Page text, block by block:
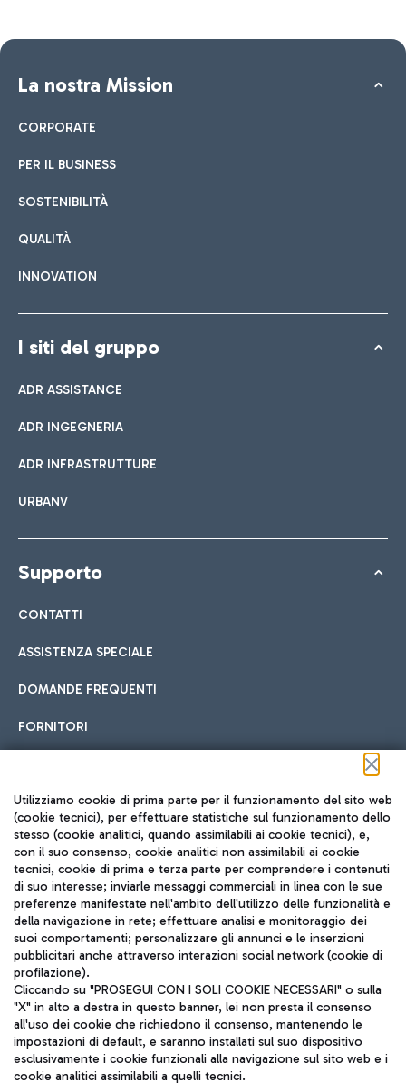
La nostra Mission
CORPORATE
PER IL BUSINESS
SOSTENIBILITÀ
QUALITÀ
INNOVATION
I siti del gruppo
ADR ASSISTANCE
ADR INGEGNERIA
ADR INFRASTRUTTURE
URBANV
Supporto
CONTATTI
ASSISTENZA SPECIALE
DOMANDE FREQUENTI
FORNITORI
Seguici sui social
TRAVEL JOURNAL
ITA
Aeroporti di Roma S.p.A. - Società soggetta a direzione e
Utilizziamo cookie di prima parte per il funzionamento del sito web
(cookie tecnici), per effettuare statistiche sul funzionamento dello
stesso (cookie analitici, quando assimilabili ai cookie tecnici), e,
con il suo consenso, cookie analitici non assimilabili ai cookie
tecnici, cookie di prima e terza parte per comprendere i contenuti
di suo interesse; inviarle messaggi commerciali in linea con le sue
preferenze manifestate nell'ambito dell'utilizzo delle funzionalità e
della navigazione in rete; effettuare analisi e monitoraggio dei
suoi comportamenti; personalizzare gli annunci e le inserzioni
pubblicitari anche attraverso interazioni social network (cookie di
profilazione).
Cliccando su "PROSEGUI CON I SOLI COOKIE NECESSARI" o sulla
"X" in alto a destra in questo banner, lei non presta il consenso
all'uso dei cookie che richiedono il consenso, mantenendo le
impostazioni di default, e saranno installati sul suo dispositivo
esclusivamente i cookie funzionali alla navigazione sul sito web e i
cookie analitici assimilabili a quelli tecnici.